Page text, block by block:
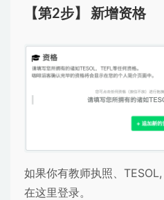
【第2步】 新增资格
如果你有教师执照、
在这里登录。